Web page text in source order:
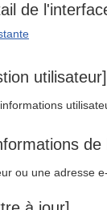
de
utilisateur]
ou une adresse